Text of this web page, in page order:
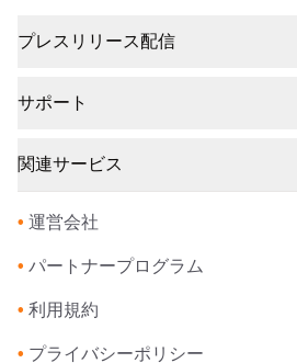
プレスリリース配信
サポート
関連サービス
• 運営会社
• パートナープログラム
• 利用規約
• プライバシーポリシー